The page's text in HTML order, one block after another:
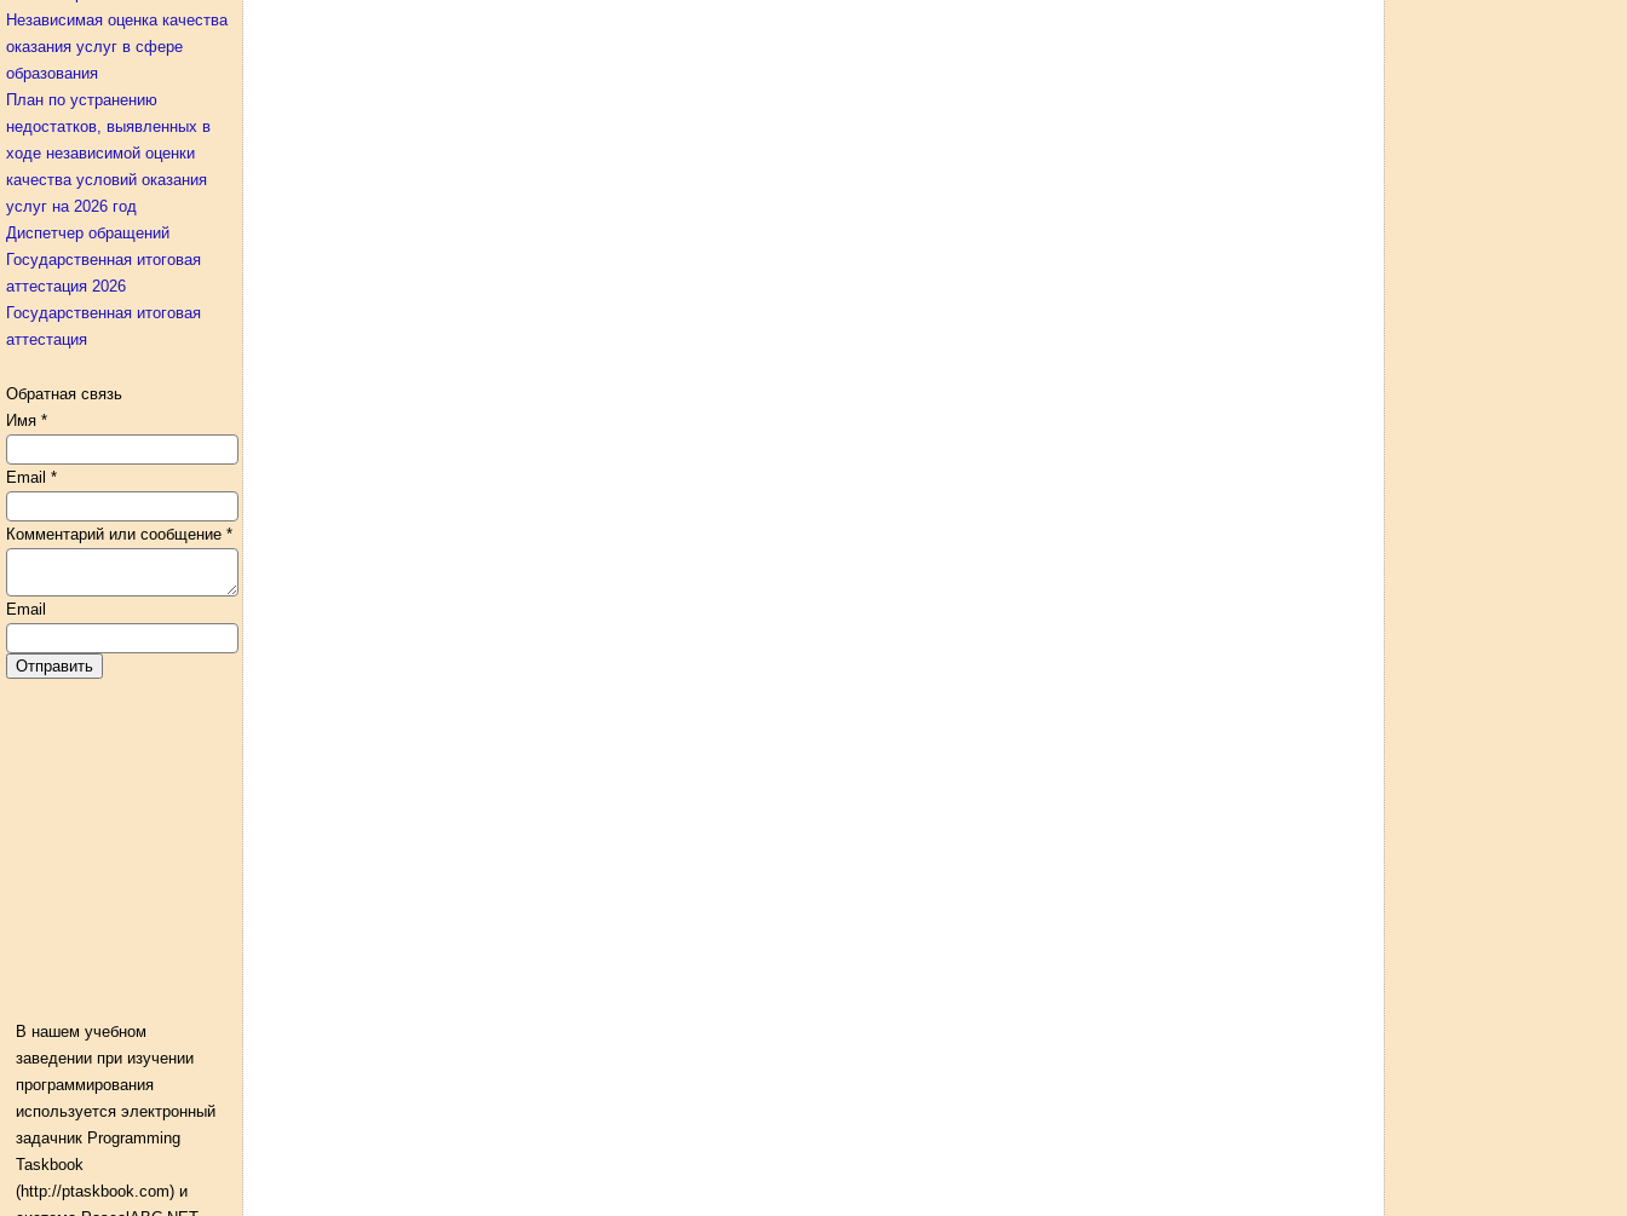
Независимая оценка качества
оказания услуг в сфере
образования
План по устранению
недостатков, выявленных в
ходе независимой оценки
качества условий оказания
услуг на 2026 год
Диспетчер обращений
Государственная итоговая
аттестация 2026
Государственная итоговая
аттестация
Обратная связь
Имя *
Email *
Комментарий или сообщение *
Email
Отправить
В нашем учебном
заведении при изучении
программирования
используется электронный
задачник Programming
Taskbook
(http://ptaskbook.com) и